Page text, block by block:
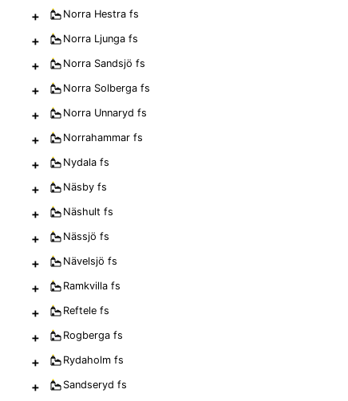
+ Norra Hestra fs
+ Norra Ljunga fs
+ Norra Sandsjö fs
+ Norra Solberga fs
+ Norra Unnaryd fs
+ Norrahammar fs
+ Nydala fs
+ Näsby fs
+ Näshult fs
+ Nässjö fs
+ Nävelsjö fs
+ Ramkvilla fs
+ Reftele fs
+ Rogberga fs
+ Rydaholm fs
+ Sandseryd fs